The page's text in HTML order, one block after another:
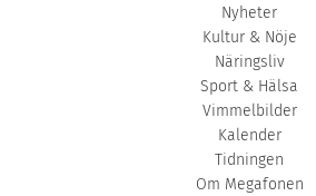
Nyheter
Kultur & Nöje
Näringsliv
Sport & Hälsa
Vimmelbilder
Kalender
Tidningen
Om Megafonen